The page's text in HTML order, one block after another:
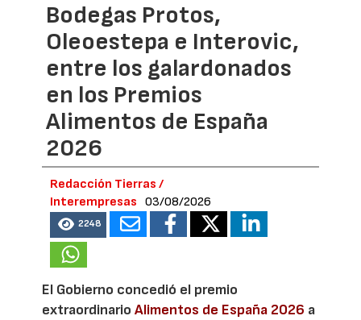
Bodegas Protos,
Oleoestepa e Interovic,
entre los galardonados
en los Premios
Alimentos de España
2026
Redacción Tierras /
Interempresas
03/08/2026
2248
El Gobierno concedió el premio
extraordinarioAlimentos de España 2026 a